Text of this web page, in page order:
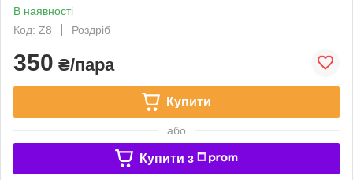
В наявності
Код: Z8
Роздріб
350 ₴/пара
Купити
або
Купити з